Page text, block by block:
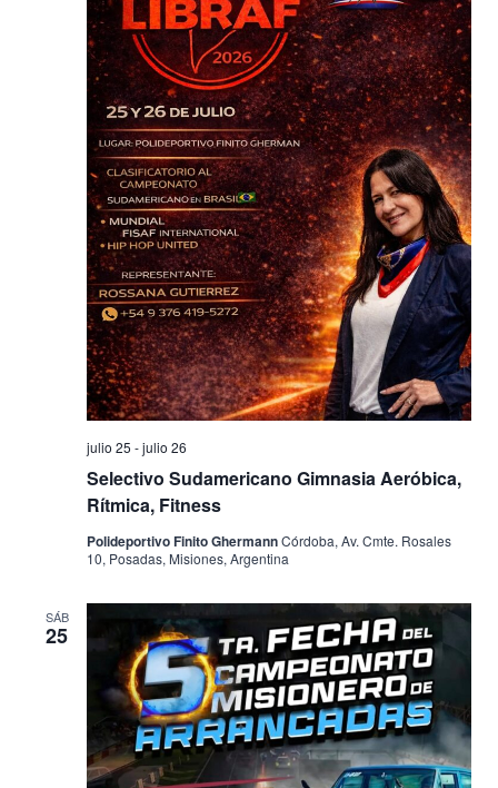
Selectivo Sudamericano Gimnasia Aeróbica,
Rítmica, Fitness
julio 25 -julio 26
Polideportivo Finito GhermannCórdoba, Av. Cmte. Rosales
10, Posadas, Misiones, Argentina
SÁB
25